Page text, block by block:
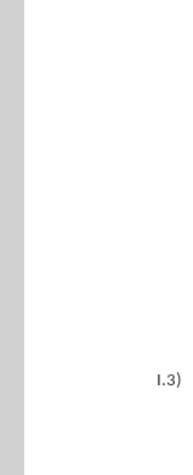
I.3)